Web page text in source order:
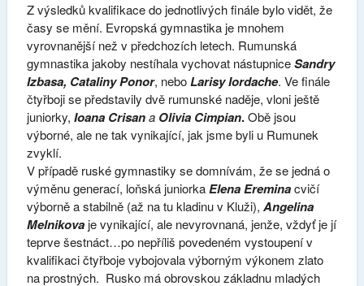
Z výsledků kvalifikace do jednotlivých finále bylo vidět, že
časy se mění. Evropská gymnastika je mnohem
vyrovnanější než v předchozích letech. Rumunská
gymnastika jakoby nestíhala vychovat nástupniceSandry
Izbasa, Cataliny Ponor, neboLarisy Iordache. Ve finále
čtyřboji se představily dvě rumunské naděje, vloni ještě
juniorky, Ioana Crisana Olivia Cimpian.Obě jsou
výborné, ale ne tak vynikající, jak jsme byli u Rumunek
zvyklí.
V případě ruské gymnastiky se domnívám, že se jedná o
výměnu generací, loňská juniorkaElena Ereminacvičí
výborně a stabilně (až na tu kladinu v Kluži), Angelina
Melnikovaje vynikající, ale nevyrovnaná, jenže, vždyť je jí
teprve šestnáct…po nepříliš povedeném vystoupení v
kvalifikaci čtyřboje vybojovala výborným výkonem zlato
na prostných. Rusko má obrovskou základnu mladých